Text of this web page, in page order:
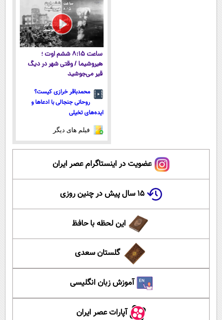
تخفیف)
ساعت ۸:۱۵ ششم اوت ؛
هیروشیما / وقتی شهر در دیگ
قیر می‌جوشید
محمدباقر خرازی کیست؟
روحانی جنجالی با ادعاها و
ایده‌های تخیلی
فیلم های دیگر
عضویت در اینستاگرام عصر ایران
۱۵ سال پیش در چنین روزی
این لحظه با حافظ
گلستان سعدی
آموزش زبان انگلیسی
آپارات عصر ایران